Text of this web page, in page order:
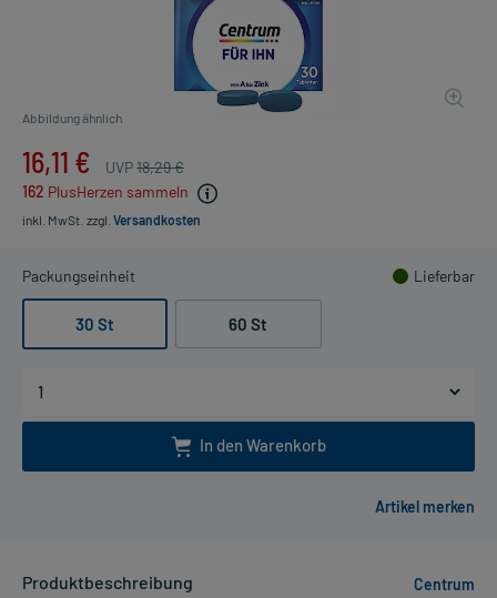
Abbildung ähnlich
16,11 € UVP18,29 €
162 PlusHerzen sammeln
inkl. MwSt. zzgl. Versandkosten
Packungseinheit Lieferbar
30 St 60 St
In den Warenkorb
Produktbeschreibung
Centrum